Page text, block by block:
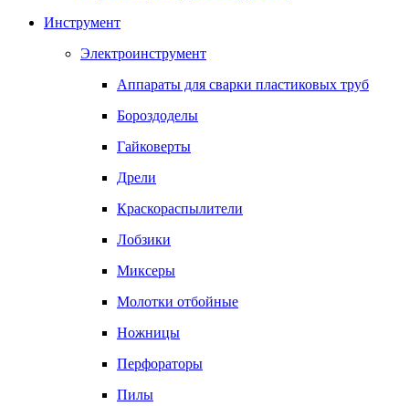
Инструмент
Электроинструмент
Аппараты для сварки пластиковых труб
Бороздоделы
Гайковерты
Дрели
Краскораспылители
Лобзики
Миксеры
Молотки отбойные
Ножницы
Перфораторы
Пилы